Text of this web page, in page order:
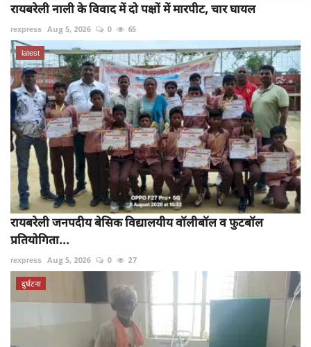
रायबरेली नाली के विवाद में दो पक्षों में मारपीट, चार घायल
rexpress Aug 5, 2026 0 65
latest
रायबरेली जनपदीय बेसिक विद्यालयीय वॉलीबॉल व फुटबॉल
प्रतियोगिता...
rexpress Aug 5, 2026 0 27
दुर्घटना